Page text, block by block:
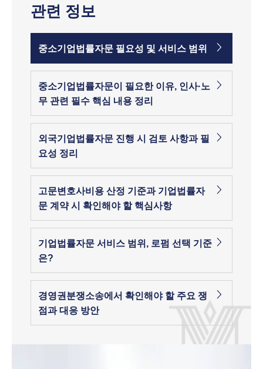
관련 정보
중소기업법률자문 필요성 및 서비스 범위
중소기업법률자문이 필요한 이유, 인사·노
무 관련 필수 핵심 내용 정리
외국기업법률자문 진행 시 검토 사항과 필
요성 정리
고문변호사비용 산정 기준과 기업법률자
문 계약 시 확인해야 할 핵심사항
기업법률자문 서비스 범위, 로펌 선택 기준
은?
경영권분쟁소송에서 확인해야 할 주요 쟁
점과 대응 방안